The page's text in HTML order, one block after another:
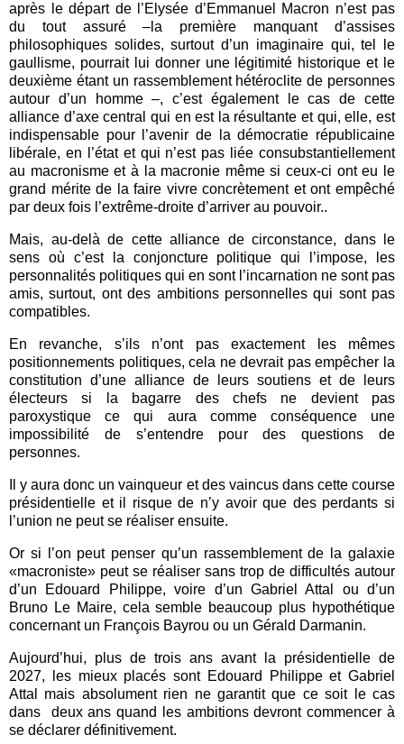
après le départ de l’Elysée d’Emmanuel Macron n’est pas
du tout assuré –la première manquant d’assises
philosophiques solides, surtout d’un imaginaire qui, tel le
gaullisme, pourrait lui donner une légitimité historique et le
deuxième étant un rassemblement hétéroclite de personnes
autour d’un homme –, c’est également le cas de cette
alliance d’axe central qui en est la résultante et qui, elle, est
indispensable pour l’avenir de la démocratie républicaine
libérale, en l’état et qui n’est pas liée consubstantiellement
au macronisme et à la macronie même si ceux-ci ont eu le
grand mérite de la faire vivre concrètement et ont empêché
par deux fois l’extrême-droite d’arriver au pouvoir..
Mais, au-delà de cette alliance de circonstance, dans le
sens où c’est la conjoncture politique qui l’impose, les
personnalités politiques qui en sont l’incarnation ne sont pas
amis, surtout, ont des ambitions personnelles qui sont pas
compatibles.
En revanche, s’ils n’ont pas exactement les mêmes
positionnements politiques, cela ne devrait pas empêcher la
constitution d’une alliance de leurs soutiens et de leurs
électeurs si la bagarre des chefs ne devient pas
paroxystique ce qui aura comme conséquence une
impossibilité de s’entendre pour des questions de
personnes.
Il y aura donc un vainqueur et des vaincus dans cette course
présidentielle et il risque de n’y avoir que des perdants si
l’union ne peut se réaliser ensuite.
Or si l’on peut penser qu’un rassemblement de la galaxie
«macroniste» peut se réaliser sans trop de difficultés autour
d’un Edouard Philippe, voire d’un Gabriel Attal ou d’un
Bruno Le Maire, cela semble beaucoup plus hypothétique
concernant un François Bayrou ou un Gérald Darmanin.
Aujourd’hui, plus de trois ans avant la présidentielle de
2027, les mieux placés sont Edouard Philippe et Gabriel
Attal mais absolument rien ne garantit que ce soit le cas
dans
deux ans quand les ambitions devront commencer à
se déclarer définitivement.